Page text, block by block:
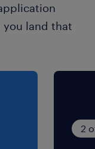
します。・プ
（PoC）を通
と効果を実証
サルタントと
顧客および社内
います。・ビジ
you land that
2